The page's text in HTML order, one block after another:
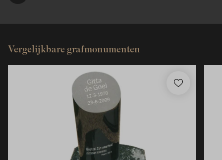
Vergelijkbare grafmonumenten